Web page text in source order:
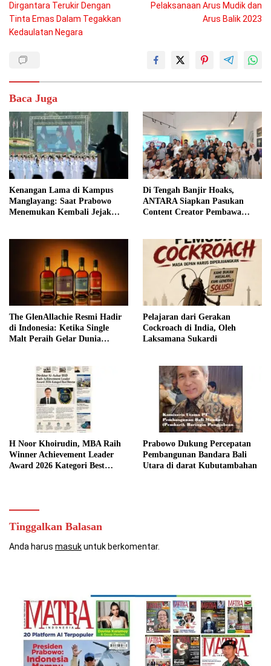
Dirgantara Terukir Dengan
Tinta Emas Dalam Tegakkan
Kedaulatan Negara
Pelaksanaan Arus Mudik dan
Arus Balik 2023
Baca Juga
Kenangan Lama di Kampus
Manglayang: Saat Prabowo
Menemukan Kembali Jejak
Di Tengah Banjir Hoaks,
ANTARA Siapkan Pasukan
Content Creator Pembawa
The GlenAllachie Resmi Hadir
di Indonesia: Ketika Single
Malt Peraih Gelar Dunia
Pelajaran dari Gerakan
Cockroach di India, Oleh
Laksamana Sukardi
H Noor Khoirudin, MBA Raih
Winner Achievement Leader
Award 2026 Kategori Best
Prabowo Dukung Percepatan
Pembangunan Bandara Bali
Utara di darat Kubutambahan
Tinggalkan Balasan
Anda harus masukuntuk berkomentar.